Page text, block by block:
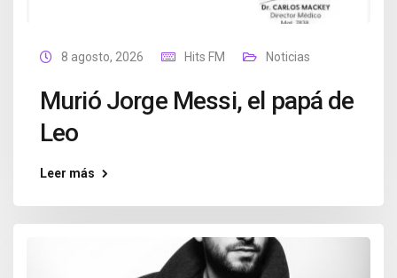
8 agosto, 2026 Hits FM Noticias
Murió Jorge Messi, el papá de
Leo
Leer más